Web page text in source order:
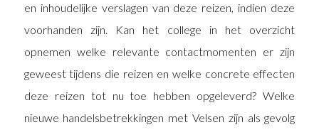
en inhoudelijke verslagen van deze reizen, indien deze
voorhanden zijn. Kan het college in het overzicht
opnemen welke relevante contactmomenten er zijn
geweest tijdens die reizen en welke concrete effecten
deze reizen tot nu toe hebben opgeleverd? Welke
nieuwe handelsbetrekkingen met Velsen zijn als gevolg